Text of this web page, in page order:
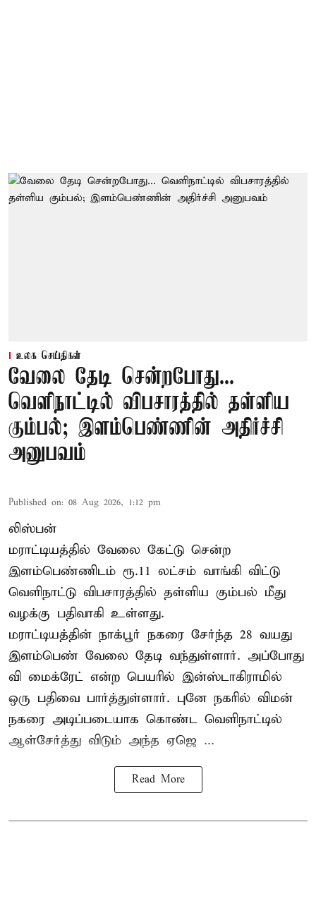
உலக செய்திகள்
வேலை தேடி சென்றபோது...
வெளிநாட்டில் விபசாரத்தில் தள்ளிய
கும்பல்; இளம்பெண்ணின் அதிர்ச்சி
அனுபவம்
Published on: 08 Aug 2026, 1:12 pm
லிஸ்பன்
மராட்டியத்தில் வேலை கேட்டு சென்ற
இளம்பெண்ணிடம் ரூ.11 லட்சம் வாங்கி விட்டு
வெளிநாட்டு விபசாரத்தில் தள்ளிய கும்பல் மீது
வழக்கு பதிவாகி உள்ளது.
மராட்டியத்தின் நாக்பூர் நகரை சேர்ந்த 28 வயது
இளம்பெண் வேலை தேடி வந்துள்ளார். அப்போது
வி மைக்ரேட் என்ற பெயரில் இன்ஸ்டாகிராமில்
ஒரு பதிவை பார்த்துள்ளார். புனே நகரில் விமன்
நகரை அடிப்படையாக கொண்ட வெளிநாட்டில்
ஆள்சேர்த்து விடும் அந்த ஏஜெ ...
Read More